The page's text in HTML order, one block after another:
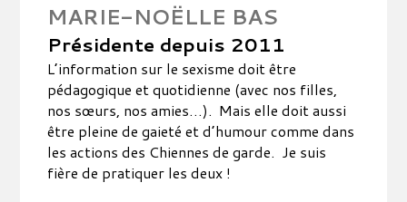
MARIE-NOËLLE BAS
Présidente depuis 2011
L’information sur le sexisme doit être
pédagogique et quotidienne (avec nos filles,
nos sœurs, nos amies…). Mais elle doit aussi
être pleine de gaieté et d’humour comme dans
les actions des Chiennes de garde. Je suis
fière de pratiquer les deux !